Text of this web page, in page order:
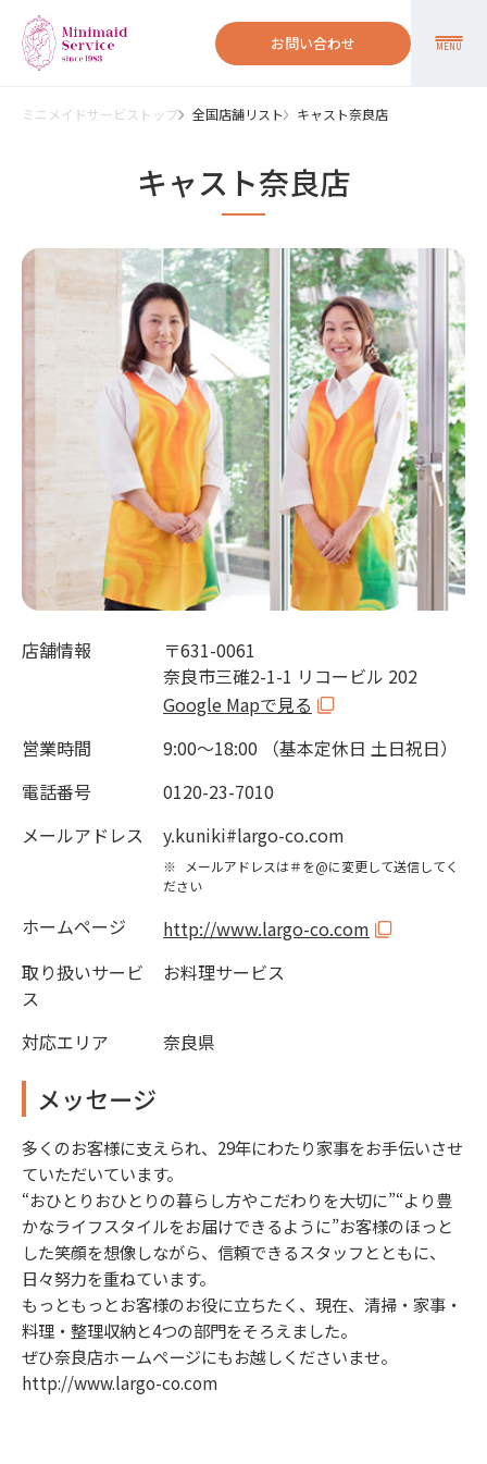
お問い合わせ MENU
ミニメイドサービストップ 全国店舗リスト キャスト奈良店
キャスト奈良店
店舗情報
〒631-0061
奈良市三碓2-1-1 リコービル 202
Google Mapで見る
営業時間
9:00～18:00 （基本定休日 土日祝日）
電話番号
0120-23-7010
メールアドレス
y.kuniki#largo-co.com
※
メールアドレスは＃を@に変更して送信してく
ださい
ホームページ
http://www.largo-co.com
取り扱いサービ
ス
お料理サービス
対応エリア 奈良県
メッセージ
多くのお客様に支えられ、29年にわたり家事をお手伝いさせ
ていただいています。
“おひとりおひとりの暮らし方やこだわりを大切に”“より豊
かなライフスタイルをお届けできるように”お客様のほっと
した笑顔を想像しながら、信頼できるスタッフとともに、
日々努力を重ねています。
もっともっとお客様のお役に立ちたく、現在、清掃・家事・
料理・整理収納と4つの部門をそろえました。
ぜひ奈良店ホームページにもお越しくださいませ。
http://www.largo-co.com